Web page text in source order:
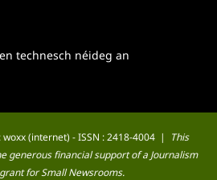
technesch néideg an
(internet) - ISSN : 2418-4004 |
This
generous financial support of a Journalism
for Small Newsrooms.